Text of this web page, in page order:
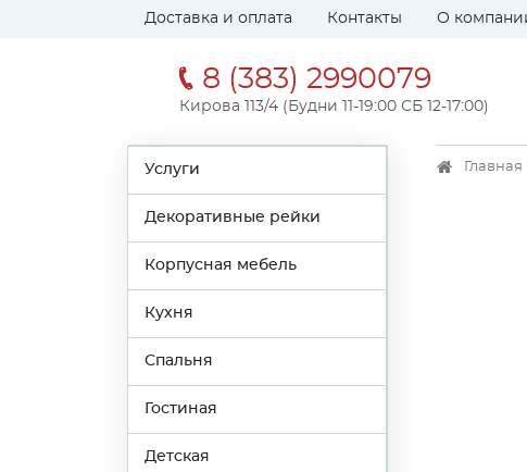
Доставка и оплата Контакты О
8 (383) 2990079
Кирова 113/4 (Будни 11-19:00 СБ 12-17:00)
Услуги
Декоративные рейки
Корпусная мебель
Кухня
Спальня
Гостиная
Детская
Главная